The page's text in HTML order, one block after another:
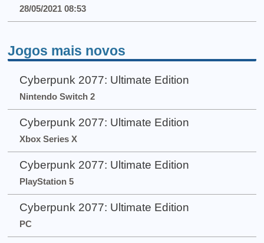
28/05/2021 08:53
Jogos mais novos
Cyberpunk 2077: Ultimate Edition
Nintendo Switch 2
Cyberpunk 2077: Ultimate Edition
Xbox Series X
Cyberpunk 2077: Ultimate Edition
PlayStation 5
Cyberpunk 2077: Ultimate Edition
PC